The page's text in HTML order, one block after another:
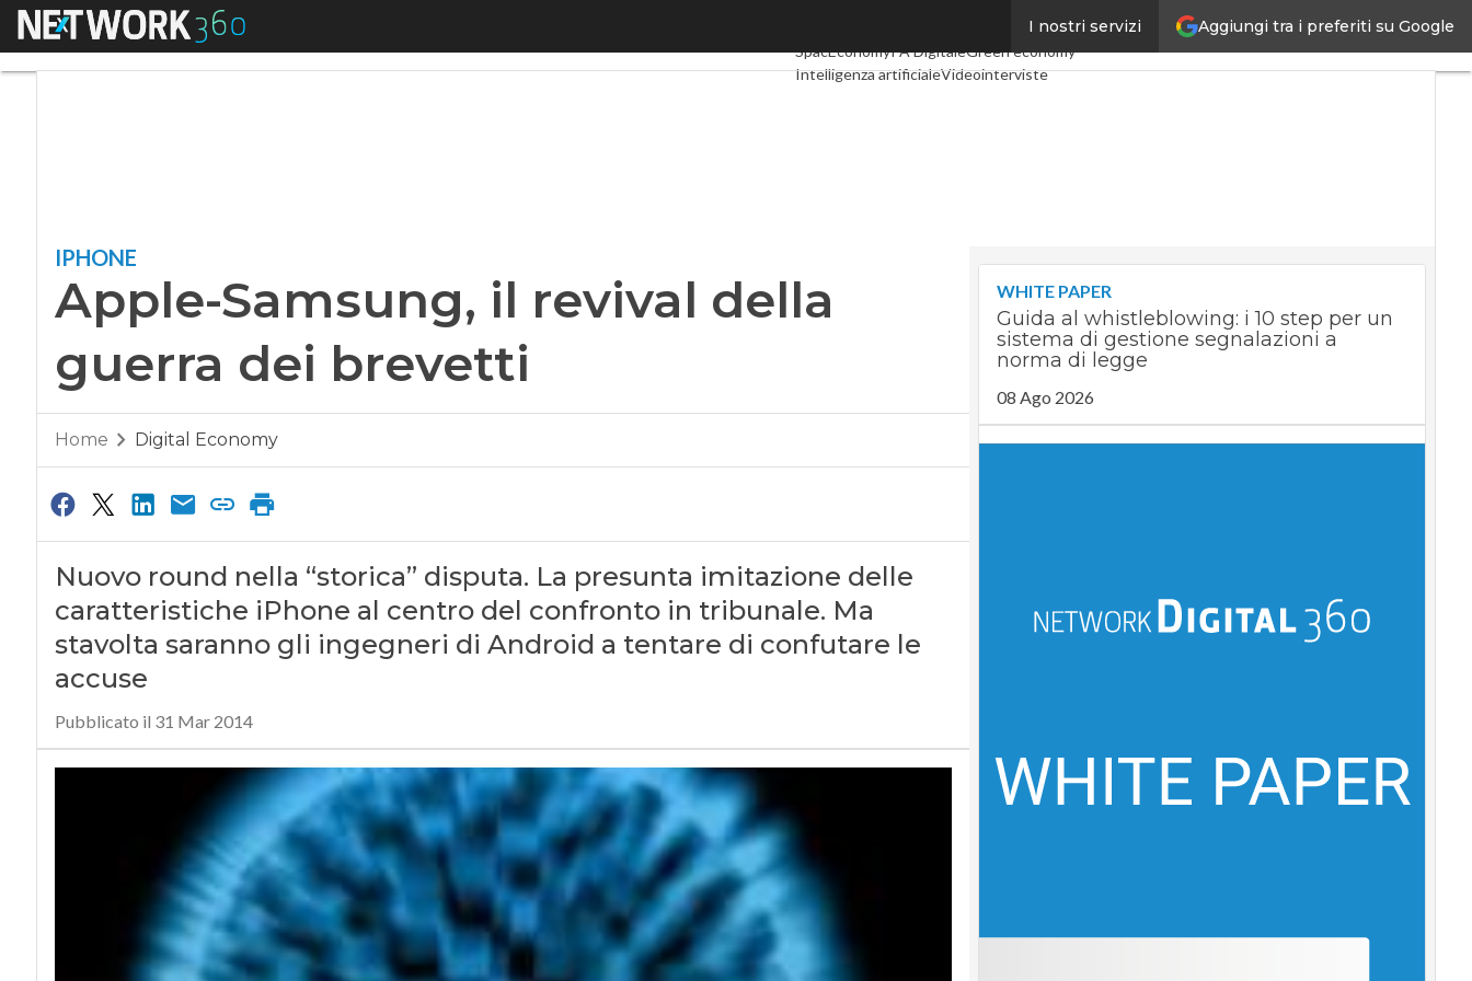
Aggiungi tra i preferiti su Google
I nostri servizi
Menu Telco Industria 4.0
SpacEconomyPA DigitaleGreen economy
Intelligenza artificialeVideointerviste
IPHONE
Apple-Samsung, il revival della
guerra dei brevetti
Home Digital Economy
Nuovo round nella “storica” disputa. La presunta imitazione delle
caratteristiche iPhone al centro del confronto in tribunale. Ma
stavolta saranno gli ingegneri di Android a tentare di confutare le
accuse
Pubblicato il 31 Mar 2014
WHITE PAPER
Guida al whistleblowing: i 10 step per un
sistema di gestione segnalazioni a
norma di legge
08 Ago 2026